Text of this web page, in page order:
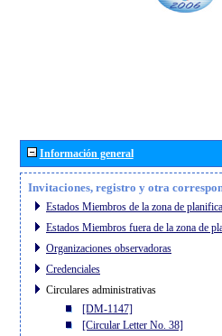
Información general
Invitaciones, registro y otra
Estados Miembros de la zona de
Estados Miembros fuera de la zona de
Organizaciones observadoras
Credenciales
Circulares administrativas
[DM-1147]
[Circular Letter No. 38]